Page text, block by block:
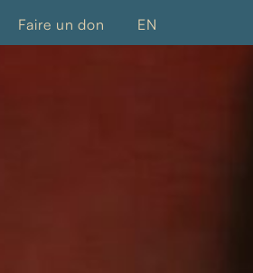
Faire un don EN